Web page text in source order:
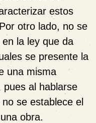
estos
Por otro lado, no se
la ley que da
se presente la
una misma
pues al hablarse
se establece el
obra.